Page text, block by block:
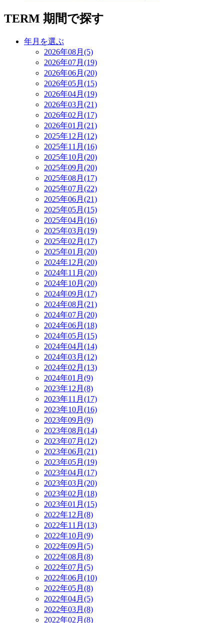
TERM 期間で探す
年月を選ぶ
2026年08月(5)
2026年07月(19)
2026年06月(20)
2026年05月(15)
2026年04月(19)
2026年03月(21)
2026年02月(17)
2026年01月(21)
2025年12月(12)
2025年11月(16)
2025年10月(20)
2025年09月(20)
2025年08月(17)
2025年07月(22)
2025年06月(21)
2025年05月(15)
2025年04月(16)
2025年03月(19)
2025年02月(17)
2025年01月(20)
2024年12月(20)
2024年11月(20)
2024年10月(20)
2024年09月(17)
2024年08月(21)
2024年07月(20)
2024年06月(18)
2024年05月(15)
2024年04月(14)
2024年03月(12)
2024年02月(13)
2024年01月(9)
2023年12月(8)
2023年11月(17)
2023年10月(16)
2023年09月(9)
2023年08月(14)
2023年07月(12)
2023年06月(21)
2023年05月(19)
2023年04月(17)
2023年03月(20)
2023年02月(18)
2023年01月(15)
2022年12月(8)
2022年11月(13)
2022年10月(9)
2022年09月(5)
2022年08月(8)
2022年07月(5)
2022年06月(10)
2022年05月(8)
2022年04月(5)
2022年03月(8)
2022年02月(8)